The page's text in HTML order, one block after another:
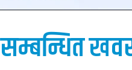
सम्बन्धित